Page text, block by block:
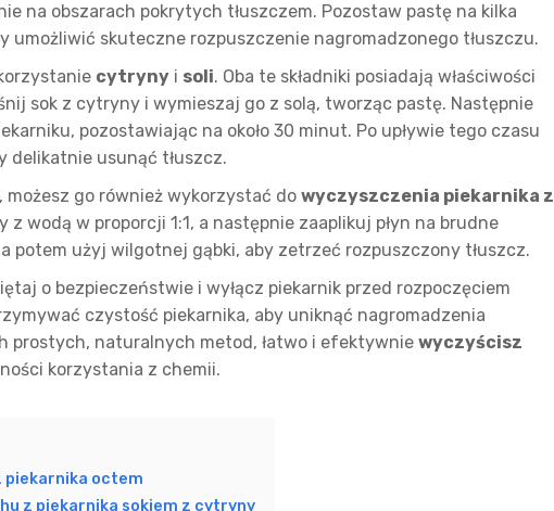
na obszarach pokrytych tłuszczem. Pozostaw pastę na kilka
umożliwić skuteczne rozpuszczenie nagromadzonego tłuszczu.
cytryny i soli. Oba te składniki posiadają właściwości
sok z cytryny i wymieszaj go z solą, tworząc pastę. Następnie
pozostawiając na około 30 minut. Po upływie tego czasu
delikatnie usunąć tłuszcz.
, możesz go również wykorzystać do wyczyszczenia piekarnika z
z wodą w proporcji 1:1, a następnie zaaplikuj płyn na brudne
potem użyj wilgotnej gąbki, aby zetrzeć rozpuszczony tłuszcz.
o bezpieczeństwie i wyłącz piekarnik przed rozpoczęciem
czystość piekarnika, aby uniknąć nagromadzenia
prostych, naturalnych metod, łatwo i efektywnie wyczyścisz
korzystania z chemii.
piekarnika octem
z piekarnika sokiem z cytryny